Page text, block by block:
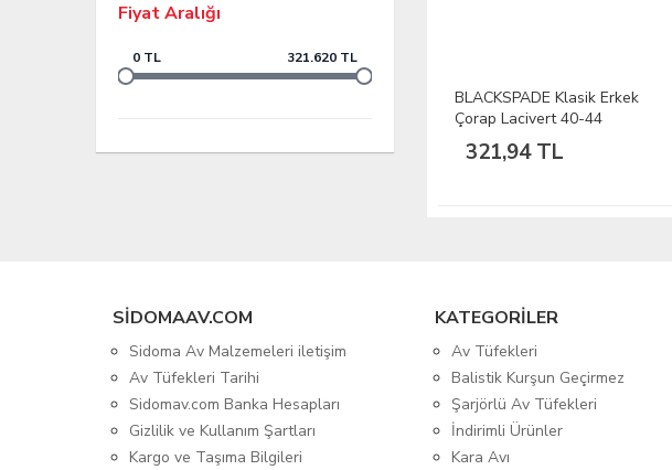
Fiyat Aralığı
0 TL 321.620 TL
BLACKSPADE Klasik Erkek
Çorap Lacivert 40-44
321,94 TL
SIDOMAAV.COM
Sidoma Av Malzemeleri iletişim
Av Tüfekleri Tarihi
Sidomav.com Banka Hesapları
Gizlilik ve Kullanım Şartları
Kargo ve Taşıma Bilgileri
KATEGORİLER
Av Tüfekleri
Balistik Kurşun Geçirmez
Şarjörlü Av Tüfekleri
İndirimli Ürünler
Kara Avı